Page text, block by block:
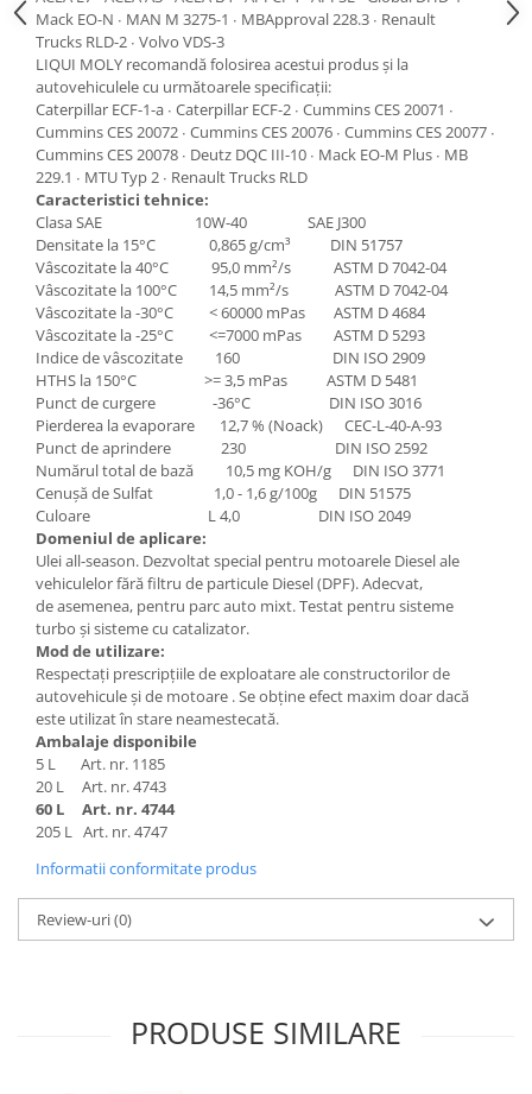
Grup electropompa
Bolturi, role si bucsi
MAMMUT LIFT
Mecanice
Electrice
Hidraulice
Motor electric si pompa hidraulica
Cilindru hidraulic si protectie
burduf
ERHEL - HYDRIS
Hidraulice
Electrice
Mecanice
Role, bucse si bolturi
Motoras electric si pompa
Cilindri si burdufuri protectie
Consumabile
Mack EO-N ∙ MAN M 3275-1 ∙ MBApproval 228.3 ∙ Renault
Trucks RLD-2 ∙ Volvo VDS-3
LIQUI MOLY recomandă folosirea acestui produs şi la
autovehiculele cu următoarele specificaţii:
Caterpillar ECF-1-a ∙ Caterpillar ECF-2 ∙ Cummins CES 20071 ∙
Cummins CES 20072 ∙ Cummins CES 20076 ∙ Cummins CES 20077 ∙
Cummins CES 20078 ∙ Deutz DQC III-10 ∙ Mack EO-M Plus ∙ MB
229.1 ∙ MTU Typ 2 ∙ Renault Trucks RLD
Caracteristici tehnice:
Clasa SAE 10W-40 SAE J300
Densitate la 15°C 0,865 g/cm³ DIN 51757
Vâscozitate la 40°C 95,0 mm²/s ASTM D 7042-04
Vâscozitate la 100°C 14,5 mm²/s ASTM D 7042-04
Vâscozitate la -30°C < 60000 mPas ASTM D 4684
Vâscozitate la -25°C <=7000 mPas ASTM D 5293
Indice de vâscozitate 160 DIN ISO 2909
HTHS la 150°C >= 3,5 mPas ASTM D 5481
Punct de curgere -36°C DIN ISO 3016
Pierderea la evaporare 12,7 % (Noack) CEC-L-40-A-93
Punct de aprindere 230 DIN ISO 2592
Numărul total de bază 10,5 mg KOH/g DIN ISO 3771
Cenușă de Sulfat 1,0 - 1,6 g/100g DIN 51575
Culoare L 4,0 DIN ISO 2049
Domeniul de aplicare:
Ulei all-season. Dezvoltat special pentru motoarele Diesel ale
vehiculelor fără filtru de particule Diesel (DPF). Adecvat,
de asemenea, pentru parc auto mixt. Testat pentru sisteme
turbo şi sisteme cu catalizator.
Mod de utilizare:
Respectaţi prescripţiile de exploatare ale constructorilor de
autovehicule şi de motoare . Se obţine efect maxim doar dacă
este utilizat în stare neamestecată.
Ambalaje disponibile
5 L Art. nr. 1185
20 L Art. nr. 4743
60 L Art. nr. 4744
205 L Art. nr. 4747
Informatii conformitate produs
Review-uri(0)
PRODUSE SIMILARE